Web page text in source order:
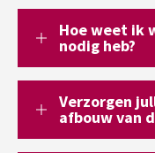
Hoe weet ik
nodig heb?
Verzorgen
afbouw van